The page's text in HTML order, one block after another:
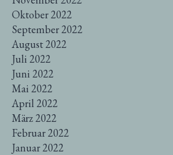
Oktober 2022
September 2022
August 2022
Juli 2022
Juni 2022
Mai 2022
April 2022
März 2022
Februar 2022
Januar 2022